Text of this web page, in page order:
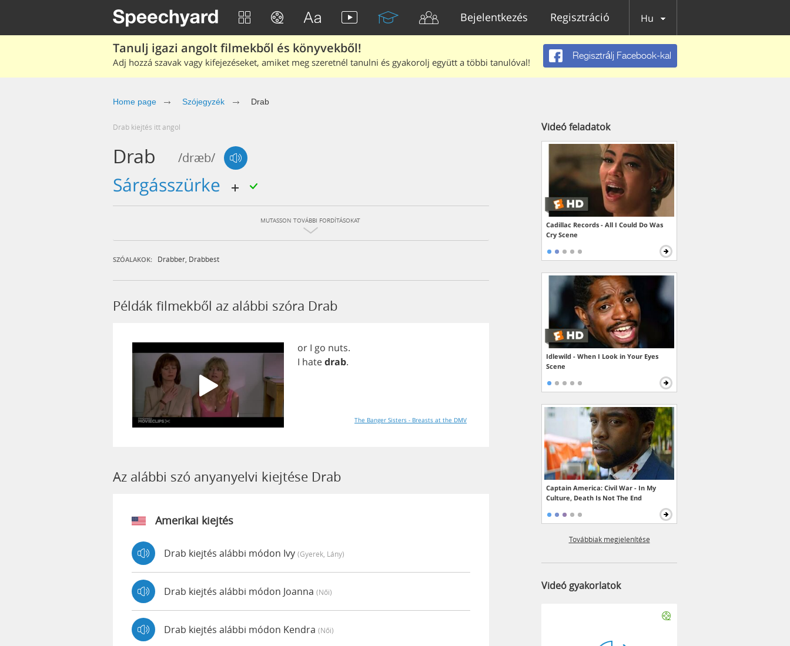
Bejelentkezés Regisztráció Hu
Tanulj igazi angolt filmekből és könyvekből!
Adj hozzá szavak vagy kifejezéseket, amiket meg szeretnél tanulni és gyakorolj együtt a többi tanulóval!
Regisztrálj Facebook-kal
Home page Szójegyzék Drab
drab kiejtés itt angol
Drab /dræb/
sárgásszürke
MUTASSON TOVÁBBI FORDÍTÁSOKAT
SZÓALAKOK: Drabber Drabbest
Példák filmekből az alábbi szóra Drab
or I go nuts.
I hatedrab.
The Banger Sisters - Breasts at the DMV
Az alábbi szó anyanyelvi kiejtése Drab
Amerikai kiejtés
Drab kiejtés alábbi módon Ivy (gyerek, Lány)
Drab kiejtés alábbi módon Joanna (női)
Drab kiejtés alábbi módon Kendra (női)
Videó feladatok
Cadillac Records - All I Could Do Was
Cry Scene
Idlewild - When I Look in Your Eyes
Scene
Captain America: Civil War - In My
Culture, Death Is Not The End
Továbbiak megjelenítése
Videó gyakorlatok